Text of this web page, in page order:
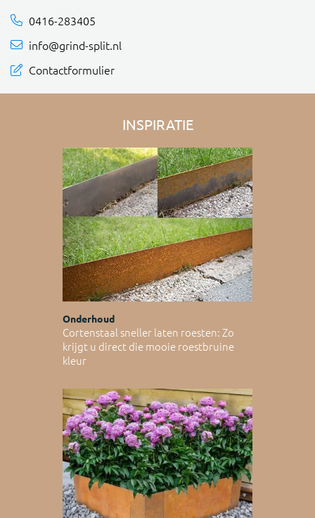
0416-283405
info@grind-split.nl
Contactformulier
INSPIRATIE
Onderhoud
Cortenstaal sneller laten roesten: Zo
krijgt u direct die mooie roestbruine
kleur